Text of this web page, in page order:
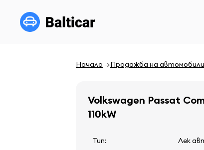
Начало Продажба на автомобили
Volkswagen Passat
110kW
Тип:
Лек